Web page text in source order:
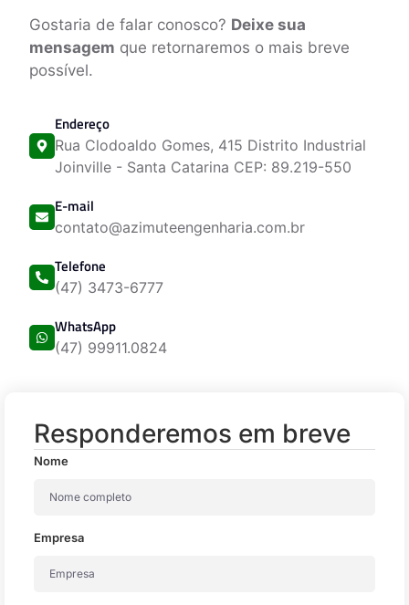
Gostaria de falar conosco? Deixe sua
mensagem que retornaremos o mais breve
possível.
Endereço
Rua Clodoaldo Gomes, 415 Distrito Industrial
Joinville - Santa Catarina CEP: 89.219-550
E-mail
contato@azimuteengenharia.com.br
Telefone
(47) 3473-6777
WhatsApp
(47) 99911.0824
Responderemos em breve
Nome
Empresa